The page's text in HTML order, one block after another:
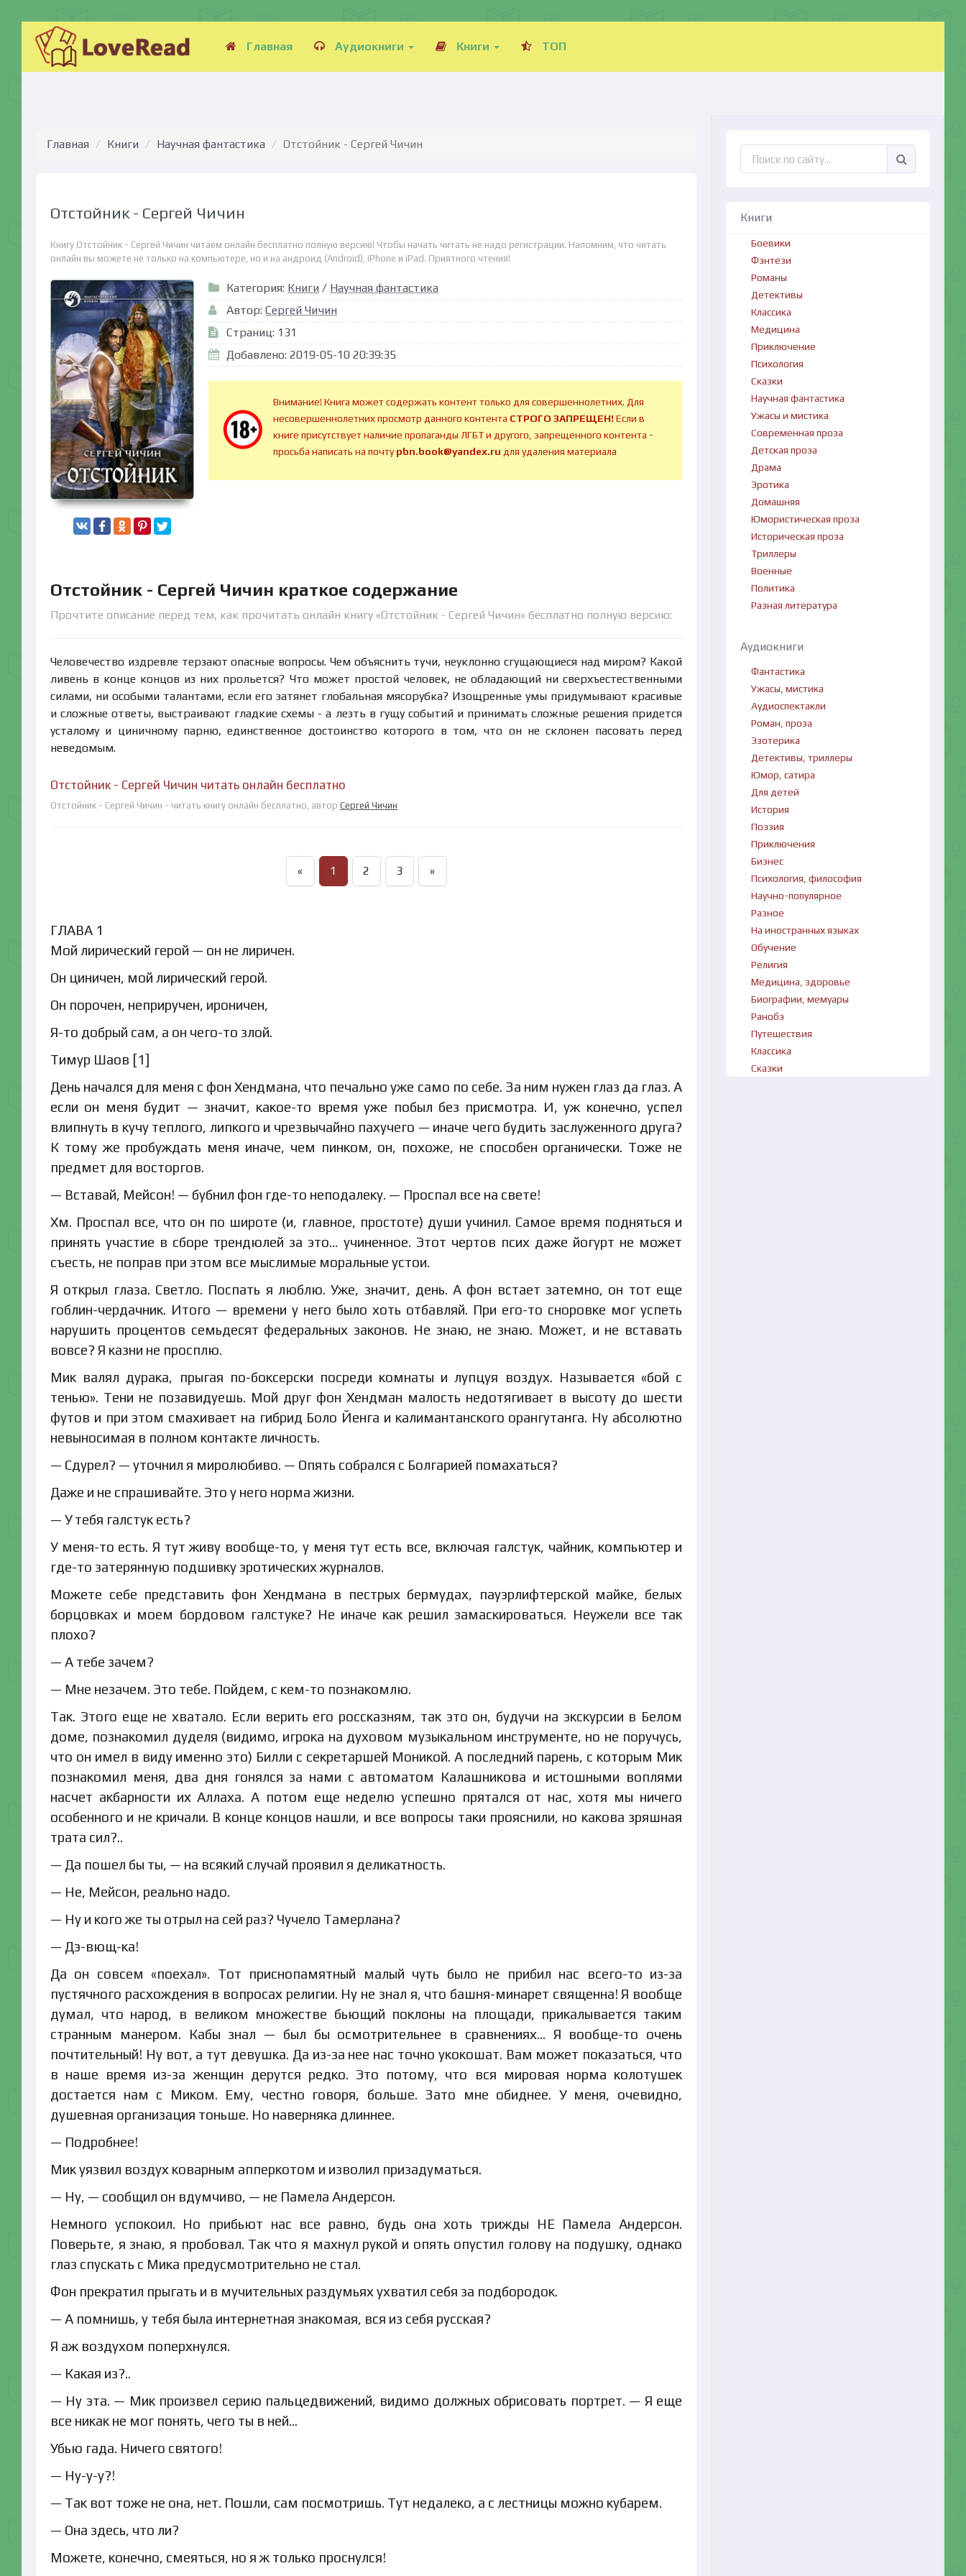
Главная Аудиокниги Книги ТОП
Главная Книги Научная фантастика Отстойник - Сергей Чичин
Отстойник - Сергей Чичин
Книгу Отстойник - Сергей Чичин читаем онлайн бесплатно полную версию! Чтобы начать читать не надо регистрации. Напомним, что читать
онлайн вы можете не только на компьютере, но и на андроид (Android), iPhone и iPad. Приятного чтения!
Категория: Книги / Научная фантастика
Автор: Сергей Чичин
Страниц: 131
Добавлено: 2019-05-10 20:39:35
Внимание! Книга может содержать контент только для совершеннолетних. Для
несовершеннолетних просмотр данного контента СТРОГО ЗАПРЕЩЕН!Если в
книге присутствует наличие пропаганды ЛГБТ и другого, запрещенного контента -
просьба написать на почтуpbn.book@yandex.ru для удаления материала
Отстойник - Сергей Чичин краткое содержание
Прочтите описание перед тем, как прочитать онлайн книгу «Отстойник - Сергей Чичин» бесплатно полную версию:
Человечество издревле терзают опасные вопросы. Чем объяснить тучи, неуклонно сгущающиеся над миром? Какой
ливень в конце концов из них прольется? Что может простой человек, не обладающий ни сверхъестественными
силами, ни особыми талантами, если его затянет глобальная мясорубка? Изощренные умы придумывают красивые
и сложные ответы, выстраивают гладкие схемы - а лезть в гущу событий и принимать сложные решения придется
усталому и циничному парню, единственное достоинство которого в том, что он не склонен пасовать перед
неведомым.
Отстойник - Сергей Чичин читать онлайн бесплатно
Отстойник - Сергей Чичин - читать книгу онлайн бесплатно, автор Сергей Чичин
« 1 2 3 »
ГЛАВА 1
Мой лирический герой — он не лиричен.
Он циничен, мой лирический герой.
Он порочен, неприручен, ироничен,
Я-то добрый сам, а он чего-то злой.
Тимур Шаов [1]
День начался для меня с фон Хендмана, что печально уже само по себе. За ним нужен глаз да глаз. А
если он меня будит — значит, какое-то время уже побыл без присмотра. И, уж конечно, успел
влипнуть в кучу теплого, липкого и чрезвычайно пахучего — иначе чего будить заслуженного друга?
К тому же пробуждать меня иначе, чем пинком, он, похоже, не способен органически. Тоже не
предмет для восторгов.
— Вставай, Мейсон! — бубнил фон где-то неподалеку. — Проспал все на свете!
Хм. Проспал все, что он по широте (и, главное, простоте) души учинил. Самое время подняться и
принять участие в сборе трендюлей за это… учиненное. Этот чертов псих даже йогурт не может
съесть, не поправ при этом все мыслимые моральные устои.
Я открыл глаза. Светло. Поспать я люблю. Уже, значит, день. А фон встает затемно, он тот еще
гоблин-чердачник. Итого — времени у него было хоть отбавляй. При его-то сноровке мог успеть
нарушить процентов семьдесят федеральных законов. Не знаю, не знаю. Может, и не вставать
вовсе? Я казни не просплю.
Мик валял дурака, прыгая по-боксерски посреди комнаты и лупцуя воздух. Называется «бой с
тенью». Тени не позавидуешь. Мой друг фон Хендман малость недотягивает в высоту до шести
футов и при этом смахивает на гибрид Боло Йенга и калимантанского орангутанга. Ну абсолютно
невыносимая в полном контакте личность.
— Сдурел? — уточнил я миролюбиво. — Опять собрался с Болгарией помахаться?
Даже и не спрашивайте. Это у него норма жизни.
— У тебя галстук есть?
У меня-то есть. Я тут живу вообще-то, у меня тут есть все, включая галстук, чайник, компьютер и
где-то затерянную подшивку эротических журналов.
Можете себе представить фон Хендмана в пестрых бермудах, пауэрлифтерской майке, белых
борцовках и моем бордовом галстуке? Не иначе как решил замаскироваться. Неужели все так
плохо?
— А тебе зачем?
— Мне незачем. Это тебе. Пойдем, с кем-то познакомлю.
Так. Этого еще не хватало. Если верить его россказням, так это он, будучи на экскурсии в Белом
доме, познакомил дуделя (видимо, игрока на духовом музыкальном инструменте, но не поручусь,
что он имел в виду именно это) Билли с секретаршей Моникой. А последний парень, с которым Мик
познакомил меня, два дня гонялся за нами с автоматом Калашникова и истошными воплями
насчет акбарности их Аллаха. А потом еще неделю успешно прятался от нас, хотя мы ничего
особенного и не кричали. В конце концов нашли, и все вопросы таки прояснили, но какова зряшная
трата сил?..
— Да пошел бы ты, — на всякий случай проявил я деликатность.
— Не, Мейсон, реально надо.
— Ну и кого же ты отрыл на сей раз? Чучело Тамерлана?
— Дэ-вющ-ка!
Да он совсем «поехал». Тот приснопамятный малый чуть было не прибил нас всего-то из-за
пустячного расхождения в вопросах религии. Ну не знал я, что башня-минарет священна! Я вообще
думал, что народ, в великом множестве бьющий поклоны на площади, прикалывается таким
странным манером. Кабы знал — был бы осмотрительнее в сравнениях… Я вообще-то очень
почтительный! Ну вот, а тут девушка. Да из-за нее нас точно укокошат. Вам может показаться, что
в наше время из-за женщин дерутся редко. Это потому, что вся мировая норма колотушек
достается нам с Миком. Ему, честно говоря, больше. Зато мне обиднее. У меня, очевидно,
душевная организация тоньше. Но наверняка длиннее.
— Подробнее!
Мик уязвил воздух коварным апперкотом и изволил призадуматься.
— Ну, — сообщил он вдумчиво, — не Памела Андерсон.
Немного успокоил. Но прибьют нас все равно, будь она хоть трижды НЕ Памела Андерсон.
Поверьте, я знаю, я пробовал. Так что я махнул рукой и опять опустил голову на подушку, однако
глаз спускать с Мика предусмотрительно не стал.
Фон прекратил прыгать и в мучительных раздумьях ухватил себя за подбородок.
— А помнишь, у тебя была интернетная знакомая, вся из себя русская?
Я аж воздухом поперхнулся.
— Какая из?..
— Ну эта. — Мик произвел серию пальцедвижений, видимо должных обрисовать портрет. — Я еще
все никак не мог понять, чего ты в ней…
Убью гада. Ничего святого!
— Ну-у-у?!
— Так вот тоже не она, нет. Пошли, сам посмотришь. Тут недалеко, а с лестницы можно кубарем.
— Она здесь, что ли?
Можете, конечно, смеяться, но я ж только проснулся!
Книги
Боевики
Фэнтези
Романы
Детективы
Классика
Медицина
Приключение
Психология
Сказки
Научная фантастика
Ужасы и мистика
Современная проза
Детская проза
Драма
Эротика
Домашняя
Юмористическая проза
Историческая проза
Триллеры
Военные
Политика
Разная литература
Аудиокниги
Фантастика
Ужасы, мистика
Аудиоспектакли
Роман, проза
Эзотерика
Детективы, триллеры
Юмор, сатира
Для детей
История
Поэзия
Приключения
Бизнес
Психология, философия
Научно-популярное
Разное
На иностранных языках
Обучение
Религия
Медицина, здоровье
Биографии, мемуары
Ранобэ
Путешествия
Классика
Сказки